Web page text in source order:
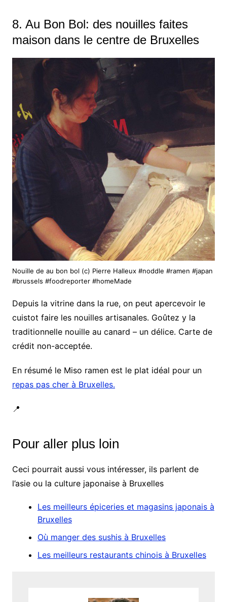
8. Au Bon Bol: des nouilles faites
maison dans le centre de Bruxelles
Nouille de au bon bol (c) Pierre Halleux #noddle #ramen #japan
#brussels #foodreporter #homeMade
Depuis la vitrine dans la rue, on peut apercevoir le
cuistot faire les nouilles artisanales. Goûtez y la
traditionnelle nouille au canard – un délice. Carte de
crédit non-acceptée.
En résumé le Miso ramen est le plat idéal pour un
repas pas cher à Bruxelles.
📍
Pour aller plus loin
Ceci pourrait aussi vous intéresser, ils parlent de
l’asie ou la culture japonaise à Bruxelles
Les meilleurs épiceries et magasins japonais à
Bruxelles
Où manger des sushis à Bruxelles
Les meilleurs restaurants chinois à Bruxelles